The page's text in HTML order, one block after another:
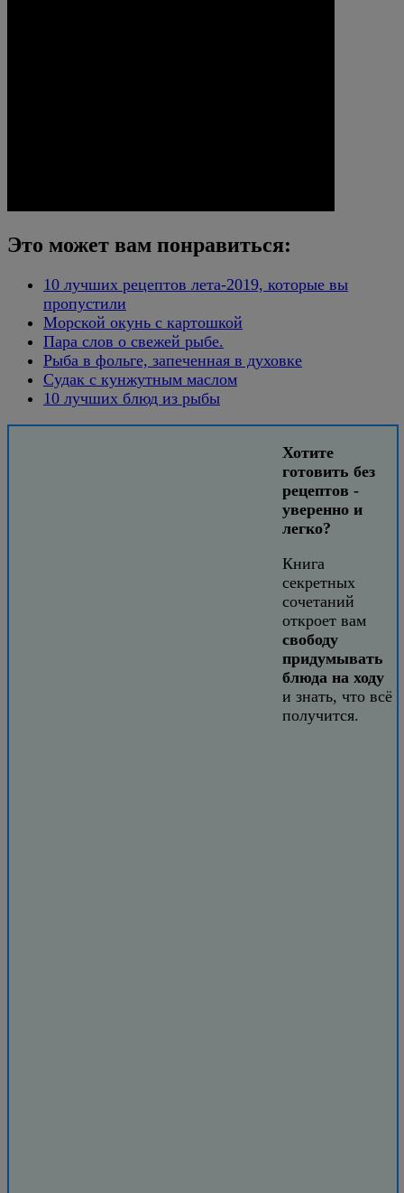
Это может вам понравиться:
10 лучших рецептов лета-2019, которые вы
пропустили
Морской окунь с картошкой
Пара слов о свежей рыбе.
Рыба в фольге, запеченная в духовке
Судак с кунжутным маслом
10 лучших блюд из рыбы
Хотите
готовить без
рецептов -
уверенно и
легко?
Книга
секретных
сочетаний
откроет вам
свободу
придумывать
блюда на ходу
и знать, что всё
получится.